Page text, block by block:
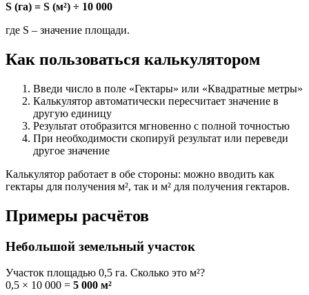
S (га) = S (м²) ÷ 10 000
где S – значение площади.
Как пользоваться калькулятором
Введи число в поле «Гектары» или «Квадратные метры»
Калькулятор автоматически пересчитает значение в
другую единицу
Результат отобразится мгновенно с полной точностью
При необходимости скопируй результат или переведи
другое значение
Калькулятор работает в обе стороны: можно вводить как
гектары для получения м², так и м² для получения гектаров.
Примеры расчётов
Небольшой земельный участок
Участок площадью 0,5 га. Сколько это м²?
0,5 × 10 000 = 5 000 м²